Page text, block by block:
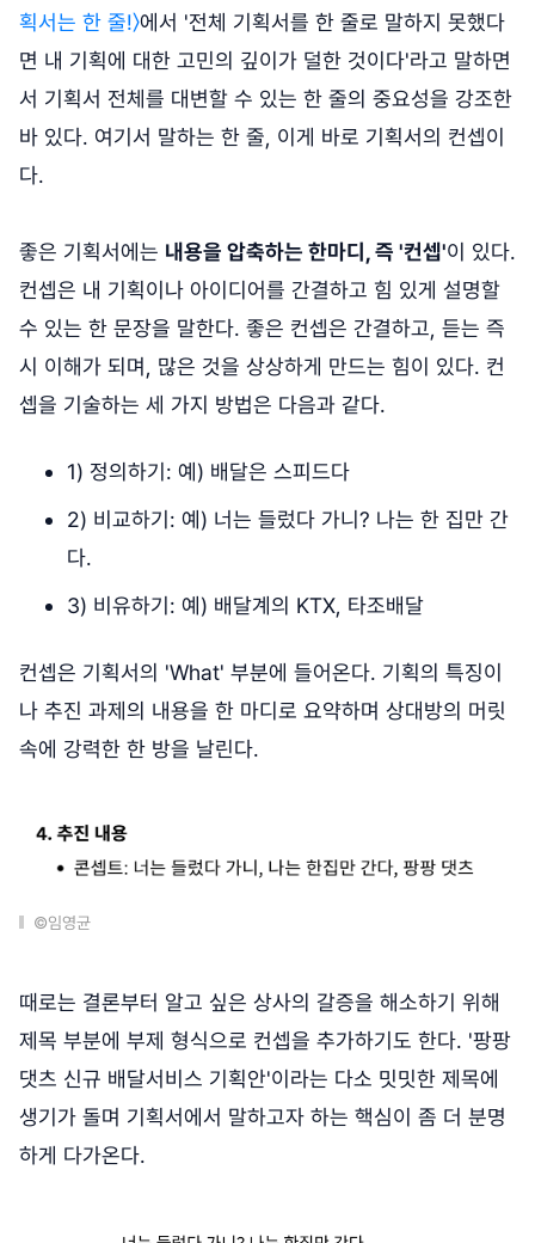
획서는 한 줄!〉에서 '전체 기획서를 한 줄로 말하지 못했다
면 내 기획에 대한 고민의 깊이가 덜한 것이다'라고 말하면
서 기획서 전체를 대변할 수 있는 한 줄의 중요성을 강조한
바 있다. 여기서 말하는 한 줄, 이게 바로 기획서의 컨셉이
다.
좋은 기획서에는 내용을 압축하는 한마디, 즉 '컨셉'이 있다.
컨셉은 내 기획이나 아이디어를 간결하고 힘 있게 설명할
수 있는 한 문장을 말한다. 좋은 컨셉은 간결하고, 듣는 즉
시 이해가 되며, 많은 것을 상상하게 만드는 힘이 있다. 컨
셉을 기술하는 세 가지 방법은 다음과 같다.
1) 정의하기: 예) 배달은 스피드다
2) 비교하기: 예) 너는 들렀다 가니? 나는 한 집만 간
다.
3) 비유하기: 예) 배달계의 KTX, 타조배달
컨셉은 기획서의 'What' 부분에 들어온다. 기획의 특징이
나 추진 과제의 내용을 한 마디로 요약하며 상대방의 머릿
속에 강력한 한 방을 날린다.
©임영균
때로는 결론부터 알고 싶은 상사의 갈증을 해소하기 위해
제목 부분에 부제 형식으로 컨셉을 추가하기도 한다. '팡팡
댓츠 신규 배달서비스 기획안'이라는 다소 밋밋한 제목에
생기가 돌며 기획서에서 말하고자 하는 핵심이 좀 더 분명
하게 다가온다.